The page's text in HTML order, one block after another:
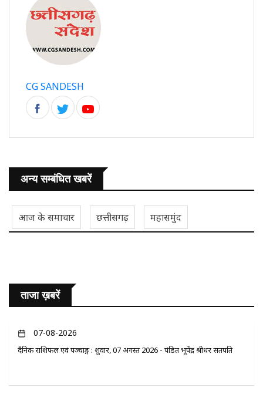
CG SANDESH
अन्य सम्बंधित खबरें
आज के समाचार छत्तीसगढ़ महासमुंद
ताजा ख़बरें
07-08-2026
दैनिक राशिफल एवं पञ्चाङ्ग : शुक्रवार, 07 अगस्त 2026 - पंडित भूपेंद्र श्रीधर सतपति